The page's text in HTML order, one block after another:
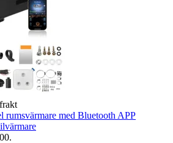
med Bluetooth APP
.